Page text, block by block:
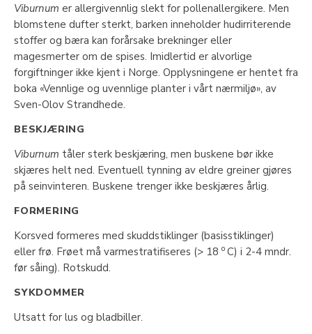
Viburnum er allergivennlig slekt for pollenallergikere. Men
blomstene dufter sterkt, barken inneholder hudirriterende
stoffer og bæra kan forårsake brekninger eller
magesmerter om de spises. Imidlertid er alvorlige
forgiftninger ikke kjent i Norge. Opplysningene er hentet fra
boka «Vennlige og uvennlige planter i vårt nærmiljø», av
Sven-Olov Strandhede.
BESKJÆRING
Viburnum tåler sterk beskjæring, men buskene bør ikke
skjæres helt ned. Eventuell tynning av eldre greiner gjøres
på seinvinteren. Buskene trenger ikke beskjæres årlig.
FORMERING
Korsved formeres med skuddstiklinger (basisstiklinger)
eller frø. Frøet må varmestratifiseres (> 18 o C) i 2-4 mndr.
før såing). Rotskudd.
SYKDOMMER
Utsatt for lus og bladbiller.